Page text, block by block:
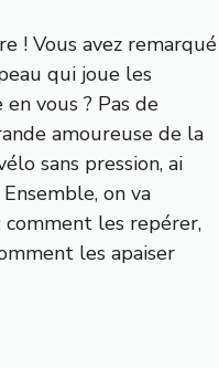
! Vous avez remarqué
qui joue les
vous ? Pas de
amoureuse de la
sans pression, ai
on va
les repérer,
les apaiser